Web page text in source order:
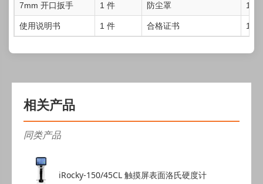
7mm 开口扳手 1 件 防尘罩 1 件
使用说明书 1 件 合格证书 1 件
相关产品
同类产品
iRocky-150/45CL 触摸屏表面洛氏硬度计